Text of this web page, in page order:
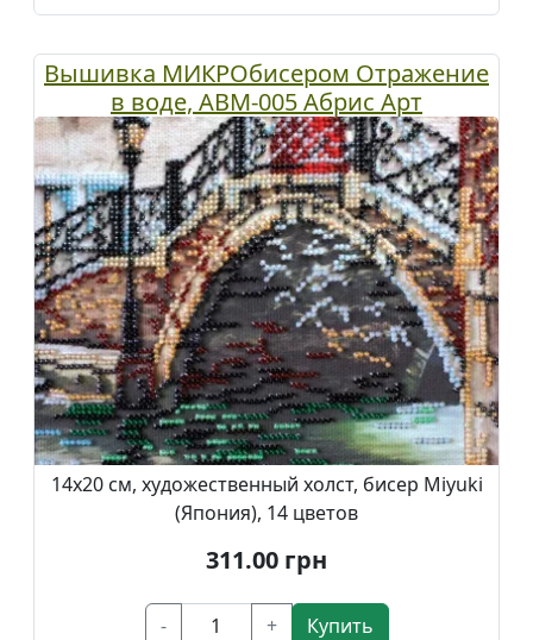
Вышивка МИКРОбисером Отражение
в воде, АВМ-005 Абрис Арт
14х20 см, художественный холст, бисер Miyuki
(Япония), 14 цветов
311.00 грн
- +
Купить